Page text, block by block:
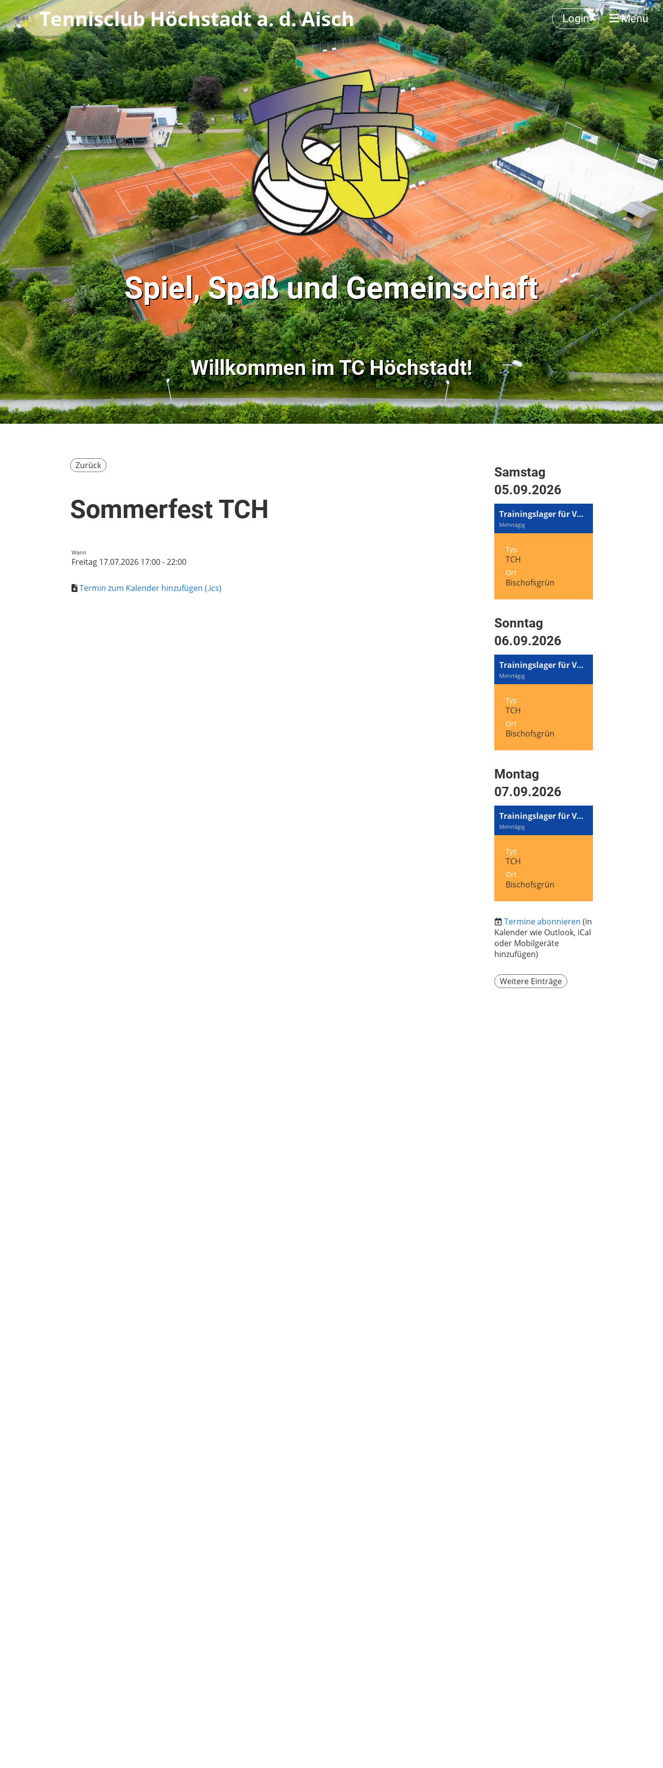
Tennisclub Höchstadt a. d. Aisch Login Menü
Spiel, Spaß und Gemeinschaft
Willkommen imTC Höchstadt!
Zurück
Sommerfest TCH
Wann
Freitag 17.07.2026 17:00 - 22:00
Termin zum Kalender hinzufügen (.ics)
Samstag
05.09.2026
Trainingslager für Volleyball und Tennis
Mehrtägig
Typ
TCH
Ort
Bischofsgrün
Sonntag
06.09.2026
Trainingslager für Volleyball und Tennis
Mehrtägig
Typ
TCH
Ort
Bischofsgrün
Montag
07.09.2026
Trainingslager für Volleyball und Tennis
Mehrtägig
Typ
TCH
Ort
Bischofsgrün
Termine abonnieren (in
Kalender wie Outlook, iCal
oder Mobilgeräte
hinzufügen)
Weitere Einträge